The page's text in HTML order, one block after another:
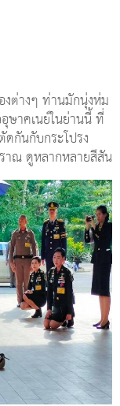
งต่างๆ ท่านมักนุ่งห่ม
ษาคเนย์ในย่านนี้ ที่
กันกับกระโปรง
าณ ดูหลากหลายสีสัน